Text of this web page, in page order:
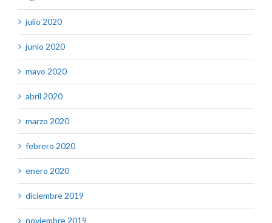
julio 2020
junio 2020
mayo 2020
abril 2020
marzo 2020
febrero 2020
enero 2020
diciembre 2019
noviembre 2019